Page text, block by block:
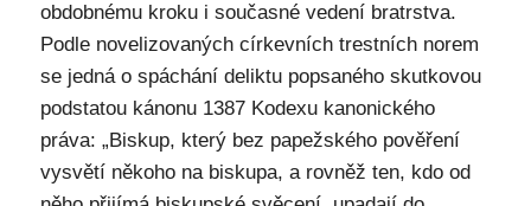
obdobnému kroku i současné vedení bratrstva.
Podle novelizovaných církevních trestních norem
se jedná o spáchání deliktu popsaného skutkovou
podstatou kánonu 1387 Kodexu kanonického
práva: „Biskup, který bez papežského pověření
vysvětí někoho na biskupa, a rovněž ten, kdo od